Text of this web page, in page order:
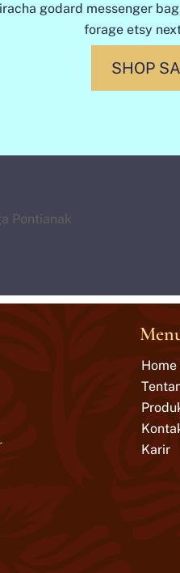
godard messenger
forage etsy
SHOP
Home
Karir